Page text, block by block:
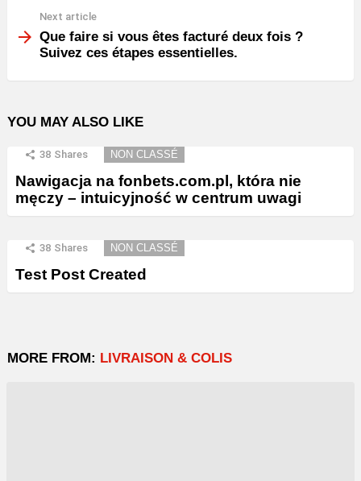
Next article
Que faire si vous êtes facturé deux fois ?
Suivez ces étapes essentielles.
YOU MAY ALSO LIKE
38 Shares NON CLASSÉ
Nawigacja na fonbets.com.pl, która nie
męczy – intuicyjność w centrum uwagi
38 Shares NON CLASSÉ
Test Post Created
MORE FROM: LIVRAISON & COLIS